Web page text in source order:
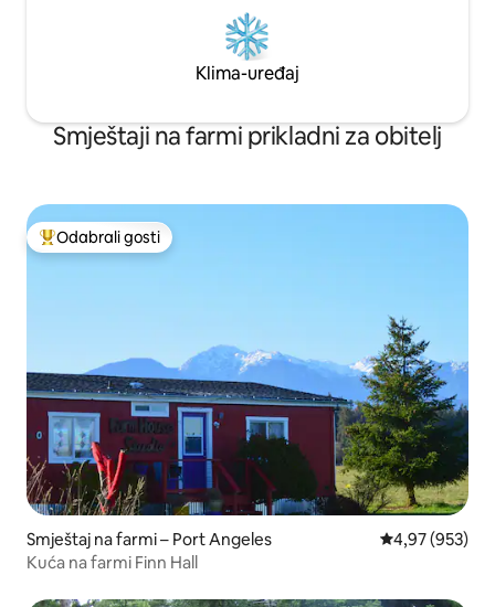
Klima-uređaj
Smještaji na farmi prikladni za obitelj
Među najviše rangiranima s oznakom „Odabrali gosti”
Odabrali gosti
Smještaj na farmi – Port Angeles Prosječna
4,97 (953)
Kuća na farmi Finn Hall